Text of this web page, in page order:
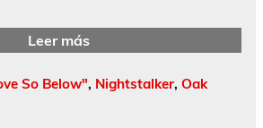
Leer más
So Below", Nightstalker, Oak